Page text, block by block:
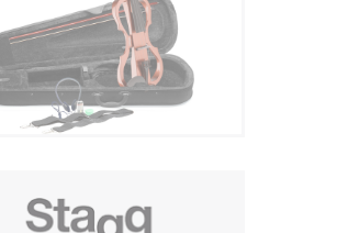
Plus